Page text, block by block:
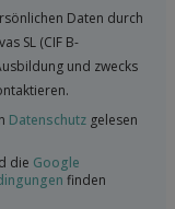
Daten durch
SL (CIF B-
und zwecks
Datenschutz gelesen
die Google
finden